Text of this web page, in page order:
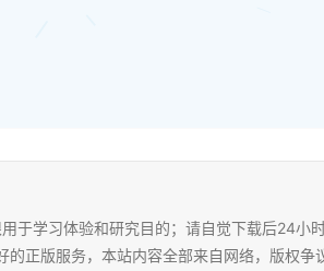
于学习体验和研究目的；请自觉下载后24小
正版服务，本站内容全部来自网络，版权争